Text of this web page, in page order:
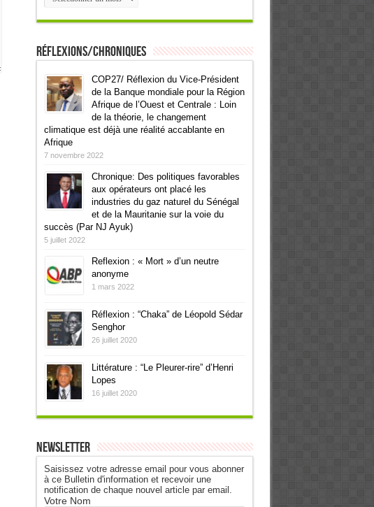
Réflexions/Chroniques
COP27/ Réflexion du Vice-Président
de la Banque mondiale pour la Région
Afrique de l’Ouest et Centrale : Loin
de la théorie, le changement
climatique est déjà une réalité accablante en
Afrique
7 novembre 2022
Chronique: Des politiques favorables
aux opérateurs ont placé les
industries du gaz naturel du Sénégal
et de la Mauritanie sur la voie du
succès (Par NJ Ayuk)
5 juillet 2022
Reflexion : « Mort » d’un neutre
anonyme
1 mars 2022
Réflexion : “Chaka” de Léopold Sédar
Senghor
26 juillet 2020
Littérature : “Le Pleurer-rire” d’Henri
Lopes
16 juillet 2020
Newsletter
Saisissez votre adresse email pour vous abonner
à ce Bulletin d'information et recevoir une
notification de chaque nouvel article par email.
Votre Nom